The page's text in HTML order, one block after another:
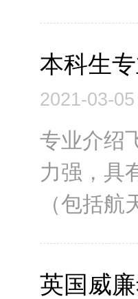
本科生
2021-03-05
专业介绍
力强，具
（包括
英国威